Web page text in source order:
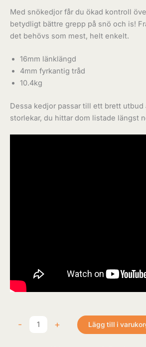
Med snökedjor får du ökad kontroll
betydligt bättre grepp på snö och is!
det behövs som mest, helt enkelt.
16mm länklängd
4mm fyrkantig tråd
10.4kg
Dessa kedjor passar till ett brett utbud
storlekar, du hittar dom listade längst
- + Lägg till i